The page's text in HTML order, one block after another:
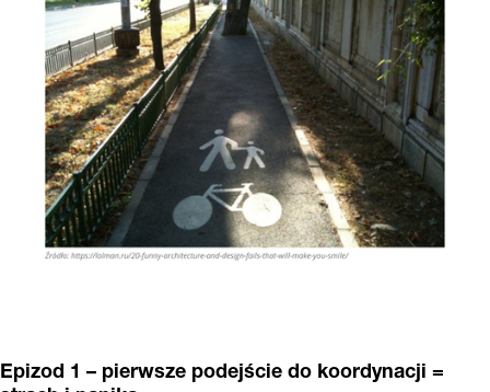
Epizod 1 – pierwsze podejście do koordynacji =